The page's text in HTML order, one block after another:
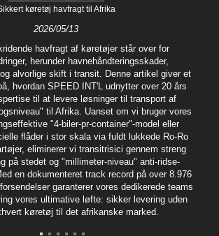
køretøj havfragt til Afrika
2026/05/13
havfragt af køretøjer står over for
herunder havnehåndteringsskader,
alvorlige skift i transit. Denne artikel giver et
hvordan SPEED INT'L udnytter over 20 års
til at levere løsninger til transport af
til Afrika. Uanset om vi bruger vores
"4-biler-pr-container"-model eller
flåder i stor skala via fuldt lukkede Ro-Ro
eliminerer vi transitrisici gennem streng
på stedet og "millimeter-niveau" anti-ridse-
en dokumenteret track record på over 8.976
garanterer vores dedikerede teams
vores ultimative løfte: sikker levering uden
køretøj til det afrikanske marked.